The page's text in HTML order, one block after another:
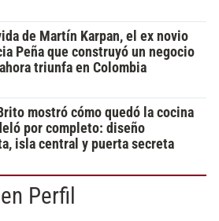
de Martín Karpan, el ex novio
Peña que construyó un negocio
triunfa en Colombia
mostró cómo quedó la cocina
por completo: diseño
isla central y puerta secreta
Perfil